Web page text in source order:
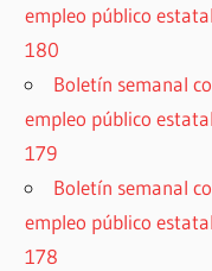
empleo público
180
Boletín semanal
empleo público
179
Boletín semanal
empleo público
178